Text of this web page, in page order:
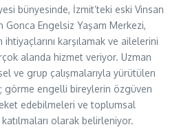
bünyesinde, İzmit’teki eski Vinsan
Gonca Engelsiz Yaşam Merkezi,
karşılamak ve ailelerini
alanda hizmet veriyor. Uzman
ve grup çalışmalarıyla yürütülen
görme engelli bireylerin özgüven
edebilmeleri ve toplumsal
olarak belirleniyor.